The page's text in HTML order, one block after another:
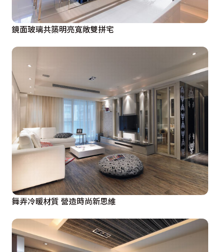
鏡面玻璃共築明亮寬敞雙拼宅
舞弄冷暖材質 營造時尚新思維